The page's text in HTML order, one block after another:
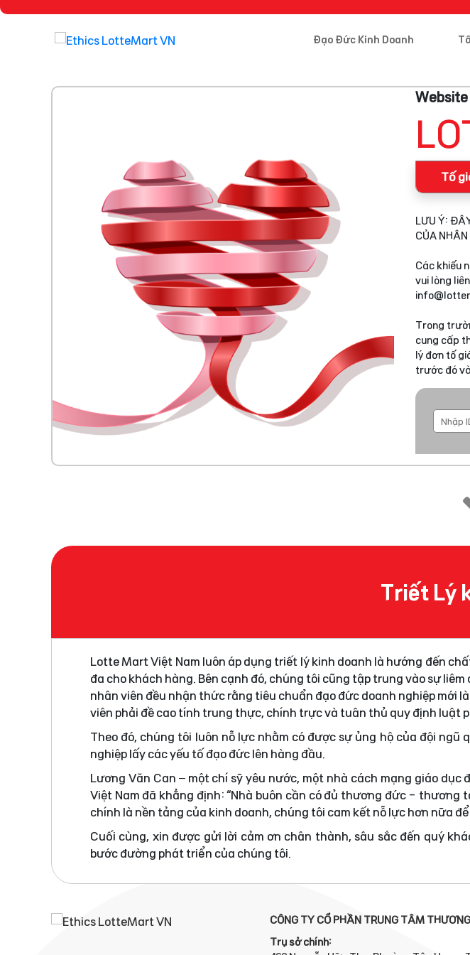
Đạo Đức Kinh Doanh
Tố
LƯU Ý:
CỦA
Các khiếu
vui lòng
Trong
cung cấp
lý đơn tố
trước đó
Triết Lý
Lotte Mart Việt Nam luôn áp dụng triết lý kinh doanh là hướng đến
đa cho khách hàng. Bên cạnh đó, chúng tôi cũng tập trung vào sự
nhân viên đều nhận thức rằng tiêu chuẩn đạo đức doanh nghiệp mới
viên phải đề cao tính trung thực, chính trực và tuân thủ quy định luật
Theo đó, chúng tôi luôn nỗ lực nhằm có được sự ủng hộ của đội
nghiệp lấy các yếu tố đạo đức lên hàng đầu.
Lương Văn Can – một chí sỹ yêu nước, một nhà cách mạng giáo
Việt Nam đã khẳng định: “Nhà buôn cần có đủ thương đức -
chính là nền tảng của kinh doanh, chúng tôi cam kết nỗ lực hơn nữa
Cuối cùng, xin được gửi lời cảm ơn chân thành, sâu sắc đến quý
bước đường phát triển của chúng tôi.
CÔNG TY CỔ PHẦN TRUNG TÂM
Trụ sở chính: